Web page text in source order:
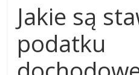
Jakie są
podatku